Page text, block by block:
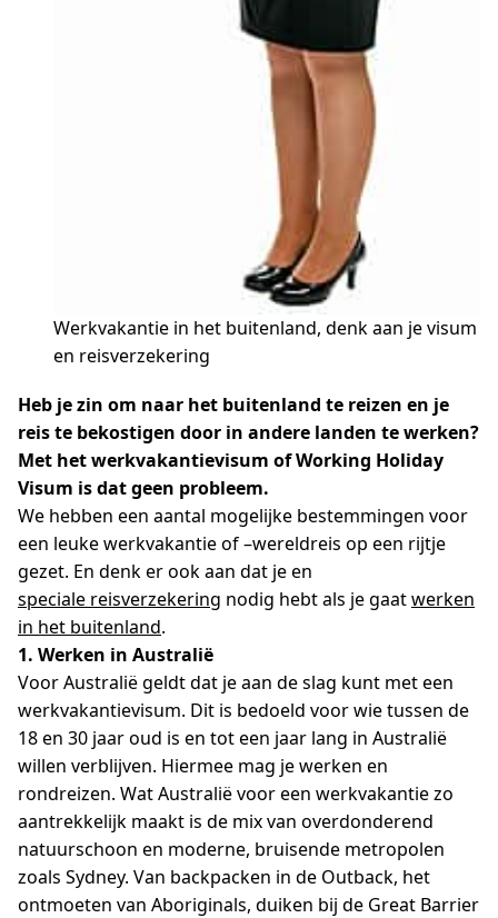
Werkvakantie in het buitenland, denk aan je visum
en reisverzekering
Heb je zin om naar het buitenland te reizen en je
reis te bekostigen door in andere landen te werken?
Met het werkvakantievisum of Working Holiday
Visum is dat geen probleem.
We hebben een aantal mogelijke bestemmingen voor
een leuke werkvakantie of –wereldreis op een rijtje
gezet. En denk er ook aan dat je en
speciale reisverzekering nodig hebt als je gaatwerken
in het buitenland.
1. Werken in Australië
Voor Australië geldt dat je aan de slag kunt met een
werkvakantievisum. Dit is bedoeld voor wie tussen de
18 en 30 jaar oud is en tot een jaar lang in Australië
willen verblijven. Hiermee mag je werken en
rondreizen. Wat Australië voor een werkvakantie zo
aantrekkelijk maakt is de mix van overdonderend
natuurschoon en moderne, bruisende metropolen
zoals Sydney. Van backpacken in de Outback, het
ontmoeten van Aboriginals, duiken bij de Great Barrier